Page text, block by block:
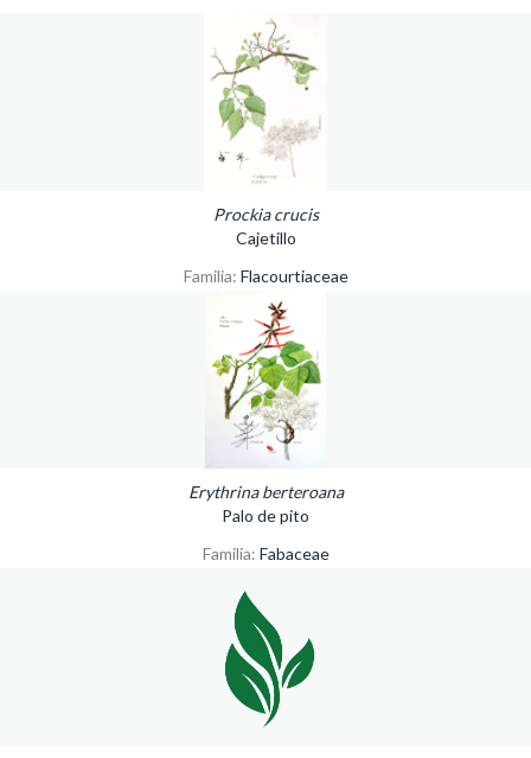
Prockia crucis
Cajetillo
Familia: Flacourtiaceae
Erythrina berteroana
Palo de pito
Familia: Fabaceae